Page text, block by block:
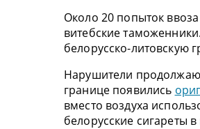
Около 20 попыток
витебские
белорусско-литовскую
Нарушители
границе появились
вместо воздуха
белорусские сигареты